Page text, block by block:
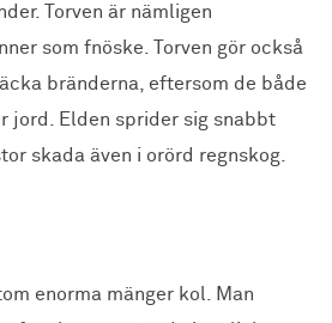
Torven är nämligen
som fnöske. Torven gör också
bränderna, eftersom de både
jord. Elden sprider sig snabbt
skada även i orörd regnskog.
enorma mänger kol. Man